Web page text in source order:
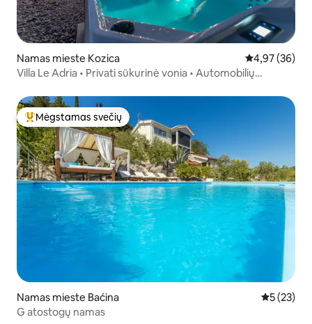
Namas mieste Kozica Vidutinis
4,97 (36)
Villa Le Adria • Privati sūkurinė vonia • Automobilių
Svečių mėgstamiausias
Mėgstamas svečių
Namas mieste Baćina Vidutinis
5 (23)
G atostogų namas